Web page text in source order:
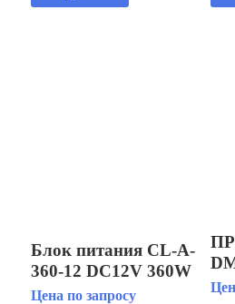
Блок питания CL-A-
360-12 DC12V 360W
30A IP20
Цена по запросу